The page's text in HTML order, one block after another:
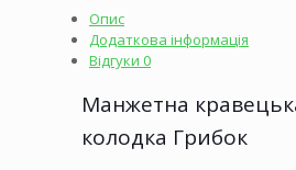
Опис
Додаткова інформація
Відгуки 0
Манжетна
колодка Грибок